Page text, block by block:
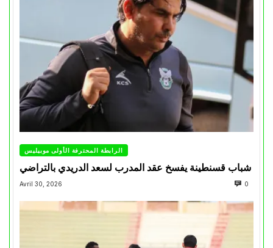
الرابطة المحترفة الأولى موبيليس
شباب قسنطينة يفسخ عقد المدرب لسعد الدريدي بالتراضي
Avril 30, 2026 0